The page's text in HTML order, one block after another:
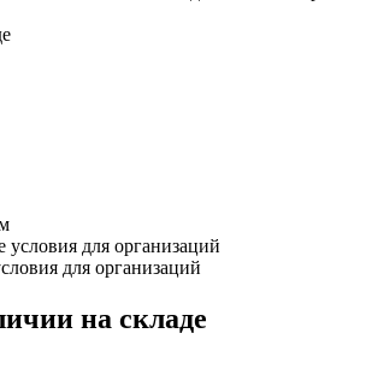
для организаций
на складе